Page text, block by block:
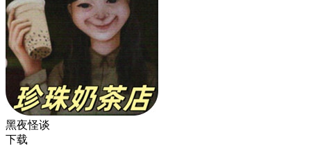
黑夜怪谈
下载